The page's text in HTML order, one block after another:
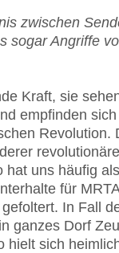
zwischen
sogar Angriffe
Kraft, sie
empfinden
Revolution.
hat uns häufig als
für
In Fall
ganzes Dorf
hielt sich